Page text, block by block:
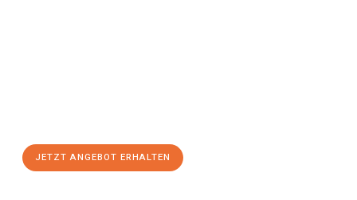
JETZT ANGEBOT ERHALTEN